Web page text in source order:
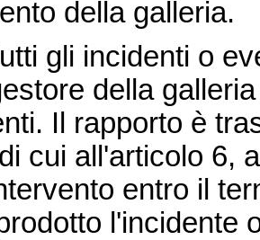
della galleria.
gli incidenti o
della
Il rapporto è
cui all'articolo 6,
entro il
l'incidente